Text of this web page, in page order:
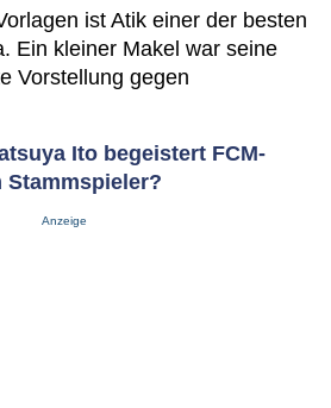
ist Atik einer der besten
Ein kleiner Makel war seine
Vorstellung gegen
Ito begeistert FCM-
Stammspieler?
Anzeige